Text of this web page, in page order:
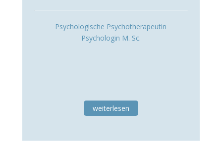
Psychologische Psychotherapeutin
Psychologin M. Sc.
weiterlesen